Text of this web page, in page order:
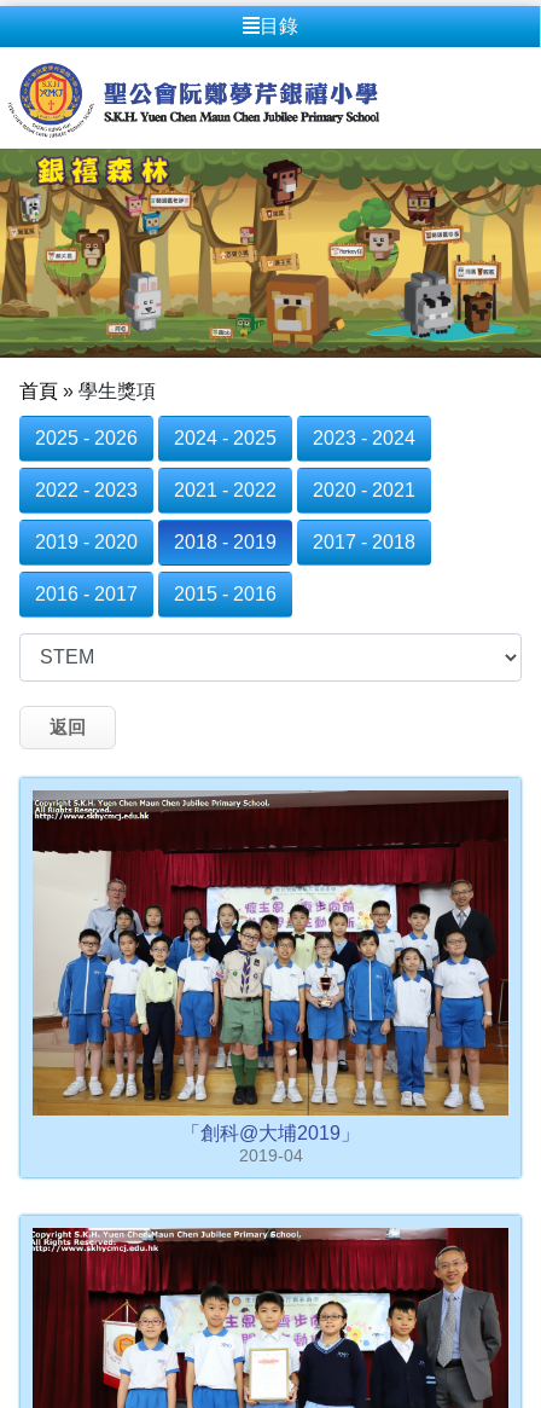
目錄
首頁 » 學生獎項
2025 - 2026 2024 - 2025 2023 - 2024
2022 - 2023 2021 - 2022 2020 - 2021
2019 - 2020 2018 - 2019 2017 - 2018
2016 - 2017 2015 - 2016
返回
「創科@大埔2019」
2019-04